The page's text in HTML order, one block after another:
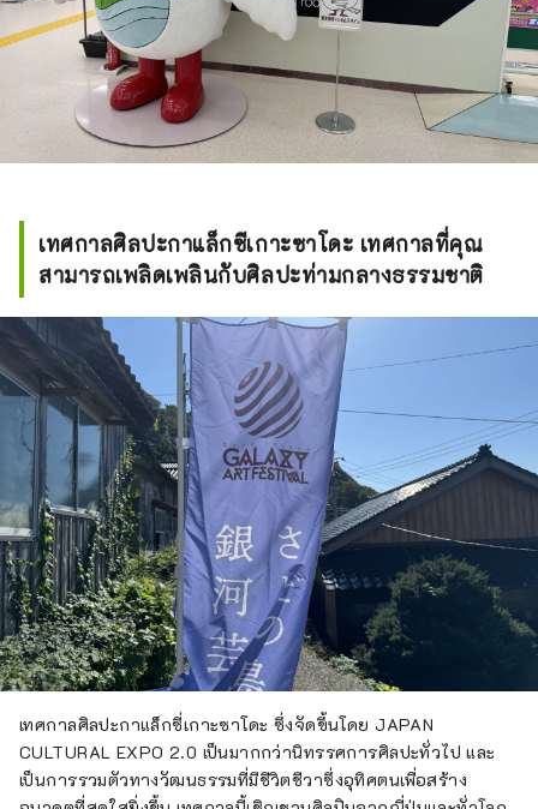
เทศกาลศิลปะกาแล็กซีเกาะซาโดะ เทศกาลที่คุณ
สามารถเพลิดเพลินกับศิลปะท่ามกลางธรรมชาติ
เทศกาลศิลปะกาแล็กซี่เกาะซาโดะ ซึ่งจัดขึ้นโดย JAPAN
CULTURAL EXPO 2.0 เป็นมากกว่านิทรรศการศิลปะทั่วไป และ
เป็นการรวมตัวทางวัฒนธรรมที่มีชีวิตชีวาซึ่งอุทิศตนเพื่อสร้าง